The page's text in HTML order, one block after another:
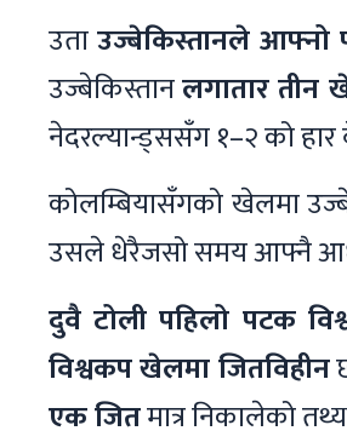
उताउज्बेकिस्तानले आफ्नो
उज्बेकिस्तानलगातार तीन
नेदरल्यान्ड्ससँग १–२ को हार
कोलम्बियासँगको खेलमा
उसले धेरैजसो समय आफ्नै
दुवै टोली पहिलो पटक
विश्वकप खेलमा जितविहीन
एक जितमात्र निकालेको